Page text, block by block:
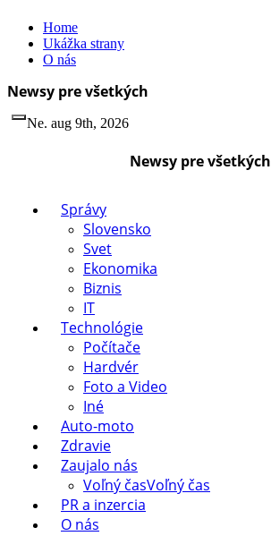
Skip
content
Home
Ukážka strany
O nás
Newsy pre všetkých
Ne. aug 9th, 2026
Newsy pre všetkých
Správy
Slovensko
Svet
Ekonomika
Biznis
IT
Technológie
Počítače
Hardvér
Foto a Video
Iné
Auto-moto
Zdravie
Zaujalo nás
Voľný časVoľný čas
PR a inzercia
O nás